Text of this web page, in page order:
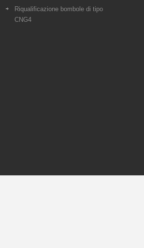
Riqualificazione bombole di tipo
CNG4